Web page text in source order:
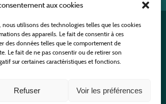
aux cookies
utilisons des technologies telles que les cookies
des appareils. Le fait de consentir à ces
des données telles que le comportement de
Le fait de ne pas consentir ou de retirer son
sur certaines caractéristiques et fonctions.
Refuser Voir les préférences